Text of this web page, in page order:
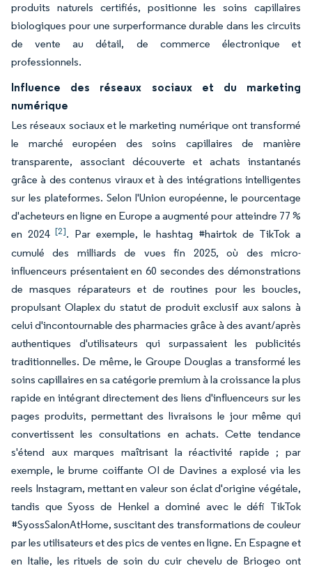
produits naturels certifiés, positionne les soins capillaires
biologiques pour une surperformance durable dans les circuits
de vente au détail, de commerce électronique et
professionnels.
Influence des réseaux sociaux et du marketing
numérique
Les réseaux sociaux et le marketing numérique ont transformé
le marché européen des soins capillaires de manière
transparente, associant découverte et achats instantanés
grâce à des contenus viraux et à des intégrations intelligentes
sur les plateformes. Selon l'Union européenne, le pourcentage
d'acheteurs en ligne en Europe a augmenté pour atteindre 77 %
en 2024[2]. Par exemple, le hashtag #hairtok de TikTok a
cumulé des milliards de vues fin 2025, où des micro-
influenceurs présentaient en 60 secondes des démonstrations
de masques réparateurs et de routines pour les boucles,
propulsant Olaplex du statut de produit exclusif aux salons à
celui d'incontournable des pharmacies grâce à des avant/après
authentiques d'utilisateurs qui surpassaient les publicités
traditionnelles. De même, le Groupe Douglas a transformé les
soins capillaires en sa catégorie premium à la croissance la plus
rapide en intégrant directement des liens d'influenceurs sur les
pages produits, permettant des livraisons le jour même qui
convertissent les consultations en achats. Cette tendance
s'étend aux marques maîtrisant la réactivité rapide ; par
exemple, le brume coiffante OI de Davines a explosé via les
reels Instagram, mettant en valeur son éclat d'origine végétale,
tandis que Syoss de Henkel a dominé avec le défi TikTok
#SyossSalonAtHome, suscitant des transformations de couleur
par les utilisateurs et des pics de ventes en ligne. En Espagne et
en Italie, les rituels de soin du cuir chevelu de Briogeo ont